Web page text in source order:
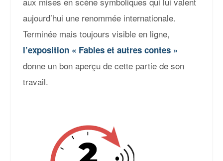
aujourd’hui une renommée internationale.
Terminée mais toujours visible en ligne,
l’exposition « Fables et autres contes »
donne un bon aperçu de cette partie de son
travail.